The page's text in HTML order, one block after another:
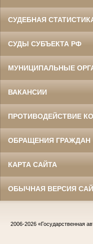
СУДЕБНАЯ
СУДЫ СУБЪЕКТА РФ
МУНИЦИПАЛЬНЫЕ
ВАКАНСИИ
ПРОТИВОДЕЙСТВИЕ
ОБРАЩЕНИЯ ГРАЖДАН
КАРТА САЙТА
ОБЫЧНАЯ ВЕРСИЯ
2006-2026 «Государственная